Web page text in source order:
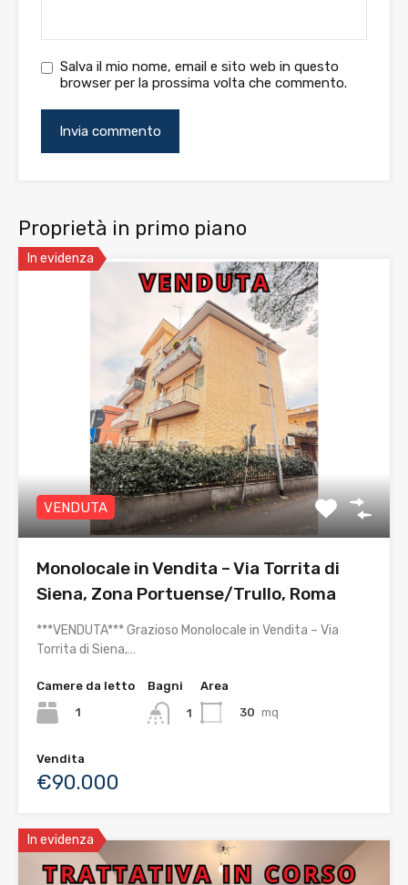
Salva il mio nome, email e sito web in questo
browser per la prossima volta che commento.
Proprietà in primo piano
In evidenza
VENDUTA
Monolocale in Vendita – Via Torrita di
Siena, Zona Portuense/Trullo, Roma
***VENDUTA*** Grazioso Monolocale in Vendita – Via
Torrita di Siena,…
Camere da letto
1
Bagni
1
Area
30 mq
Vendita
€90.000
In evidenza